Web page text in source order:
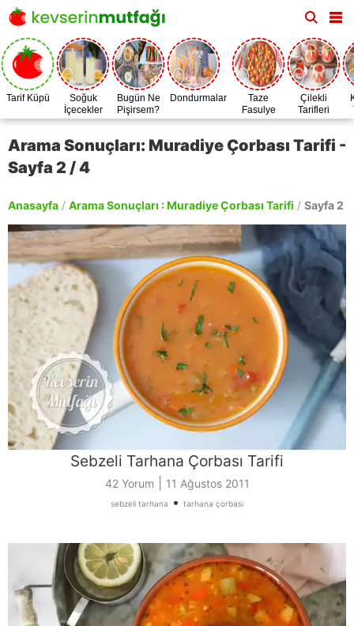
Tarif Küpü
Soğuk
İçecekler
Bugün Ne
Pişirsem?
Dondurmalar
Taze
Fasulye
Zamanı
Çilekli
Tarifleri
Arama Sonuçları: Muradiye Çorbası Tarifi -
Sayfa 2 / 4
Anasayfa / Arama Sonuçları : Muradiye Çorbası Tarifi / Sayfa 2
Sebzeli Tarhana Çorbası Tarifi
42 Yorum 11 Ağustos 2011
sebzeli tarhana • tarhana çorbası